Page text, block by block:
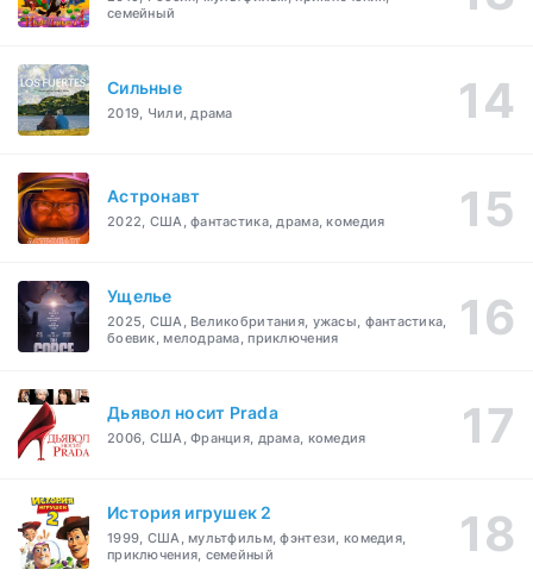
семейный
Сильные
2019, Чили, драма
Астронавт
2022, США, фантастика, драма, комедия
Ущелье
2025, США, Великобритания, ужасы, фантастика,
боевик, мелодрама, приключения
Дьявол носит Prada
2006, США, Франция, драма, комедия
История игрушек 2
1999, США, мультфильм, фэнтези, комедия,
приключения, семейный